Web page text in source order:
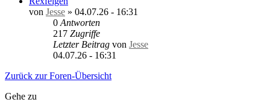
von Jesse » 04.07.26 - 16:31
0 Antworten
217 Zugriffe
Letzter Beitrag von Jesse
04.07.26 - 16:31
Zurück zur Foren-Übersicht
Gehe zu